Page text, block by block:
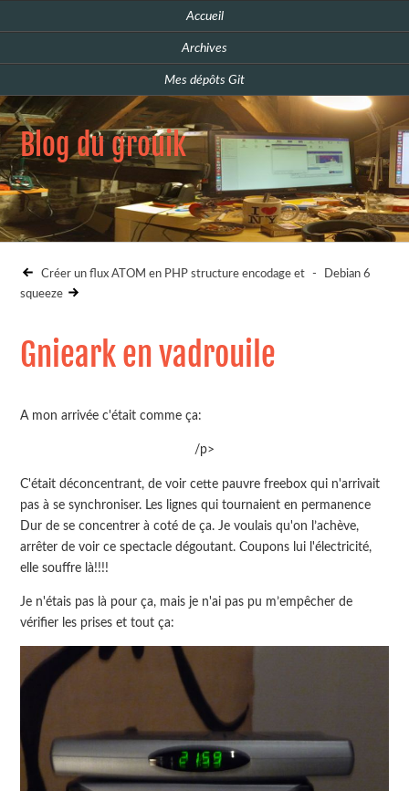
Accueil
Archives
Mes dépôts Git
Blog du grouik
Créer un flux ATOM en PHP structure encodage et -
Debian 6
squeeze
Gnieark en vadrouile
A mon arrivée c'était comme ça:
/p>
C'était déconcentrant, de voir cette pauvre freebox qui n'arrivait
pas à se synchroniser. Les lignes qui tournaient en permanence
Dur de se concentrer à coté de ça. Je voulais qu'on l’achève,
arrêter de voir ce spectacle dégoutant. Coupons lui l'électricité,
elle souffre là!!!!
Je n'étais pas là pour ça, mais je n'ai pas pu m’empêcher de
vérifier les prises et tout ça: